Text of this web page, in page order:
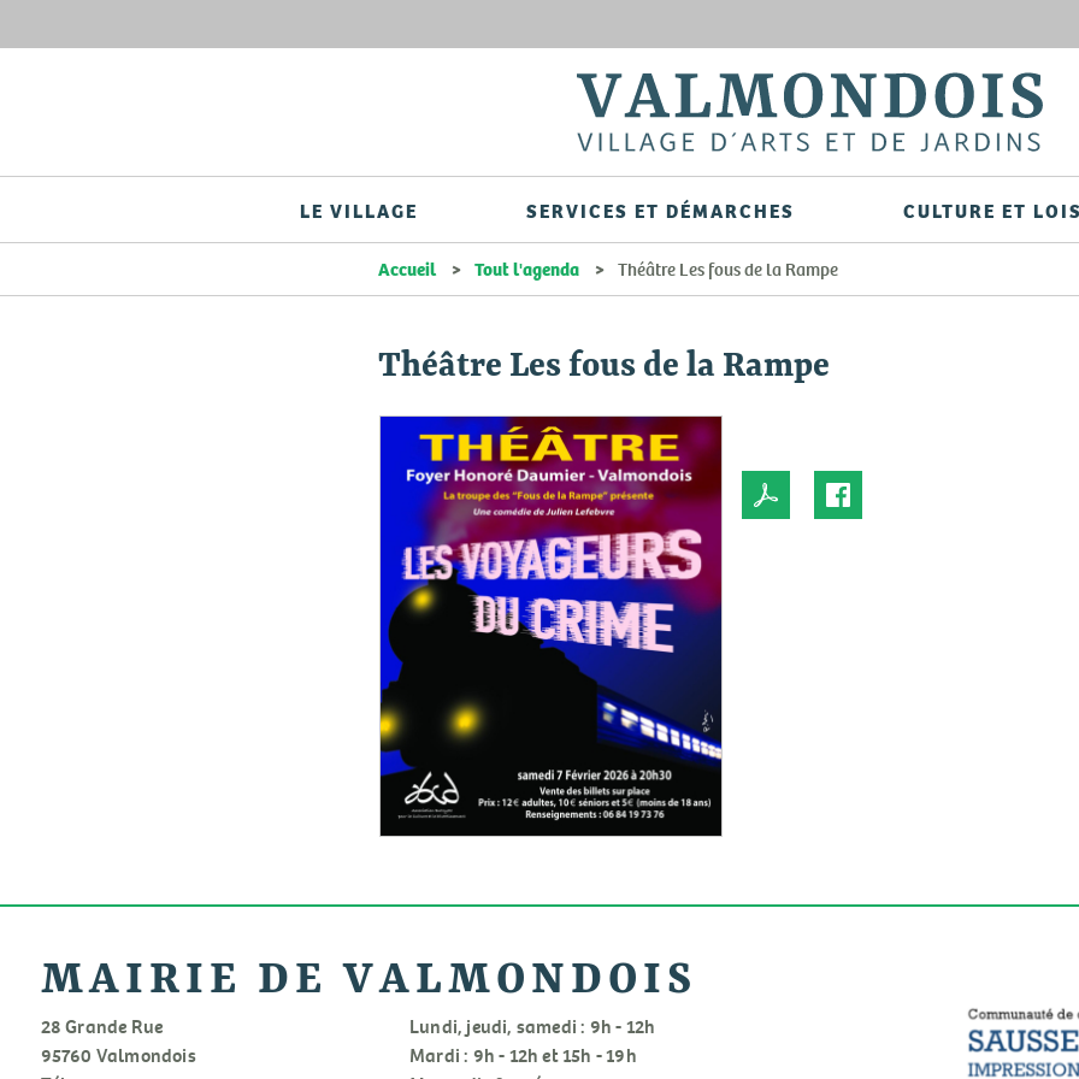
au
contenu
principal
LE VILLAGE SERVICES ET DÉMARCHES CULTURE ET
Accueil Tout l'agenda Théâtre Les fous de la Rampe
Théâtre Les fous de la Rampe
MAIRIE DE VALMONDOIS
28 Grande Rue
95760 Valmondois
Lundi, jeudi, samedi : 9h - 12h
Mardi : 9h - 12h et 15h - 19h